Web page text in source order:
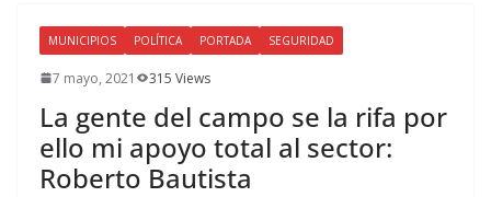
MUNICIPIOS POLÍTICA PORTADA SEGURIDAD
7 mayo, 2021 315 Views
La gente del campo se la rifa por
ello mi apoyo total al sector:
Roberto Bautista